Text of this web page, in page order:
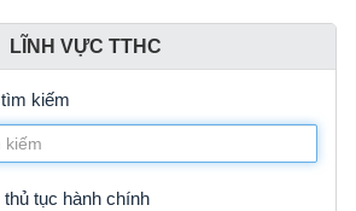
LĨNH VỰC TTHC
kiếm
tục hành chính